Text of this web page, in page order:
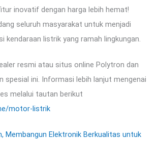
inovatif dengan harga lebih hemat!
seluruh masyarakat untuk menjadi
kendaraan listrik yang ramah lingkungan.
resmi atau situs online Polytron dan
spesial ini. Informasi lebih lanjut mengenai
melalui tautan berikut
motor-listrik
Membangun Elektronik Berkualitas untuk